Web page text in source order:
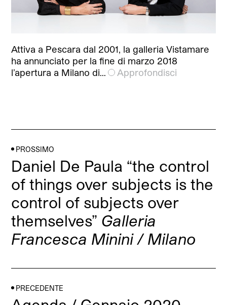
Attiva a Pescara dal 2001, la galleria Vistamare
ha annunciato per la fine di marzo 2018
l’apertura a Milano di…
Approfondisci
PROSSIMO
Daniel De Paula “the control
of things over subjects is the
control of subjects over
themselves” Galleria
Francesca Minini / Milano
PRECEDENTE